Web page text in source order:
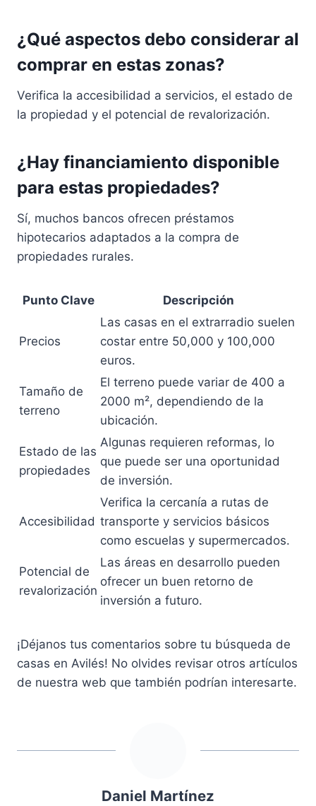
¿Qué aspectos debo considerar al
comprar en estas zonas?
Verifica la accesibilidad a servicios, el estado de
la propiedad y el potencial de revalorización.
¿Hay financiamiento disponible
para estas propiedades?
Sí, muchos bancos ofrecen préstamos
hipotecarios adaptados a la compra de
propiedades rurales.
Punto Clave Descripción
Precios
Las casas en el extrarradio suelen
costar entre 50,000 y 100,000
euros.
Tamaño de
terreno
El terreno puede variar de 400 a
2000 m², dependiendo de la
ubicación.
Estado de las
propiedades
Algunas requieren reformas, lo
que puede ser una oportunidad
de inversión.
Accesibilidad
Verifica la cercanía a rutas de
transporte y servicios básicos
como escuelas y supermercados.
Potencial de
revalorización
Las áreas en desarrollo pueden
ofrecer un buen retorno de
inversión a futuro.
¡Déjanos tus comentarios sobre tu búsqueda de
casas en Avilés! No olvides revisar otros artículos
de nuestra web que también podrían interesarte.
Daniel Martínez